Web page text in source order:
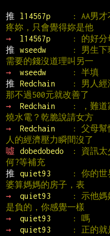
推
l14567p
: AA男才
疼妳，只會覺得妳是他
→
l14567p : 的好分
推
wseedw
: 男生下
需要的錢沒道理叫另一
→
wseedw : 半填
推
Redchain
: 男人經
那不過500元就改善了
→
Redchain
: ，難道
燒水電？乾脆說請女方
→
Redchain
: 父母幫
人的經濟壓力瞬間沒了
噓
dobedobedo
: 資訊太
何?等補充
推
quiet93
: 你的世
婆算媽媽的房子，表
→
quiet93
: 示他媽
是負的，你感覺一樣
→
quiet93 : 嗎
→
quiet93
: 正的就